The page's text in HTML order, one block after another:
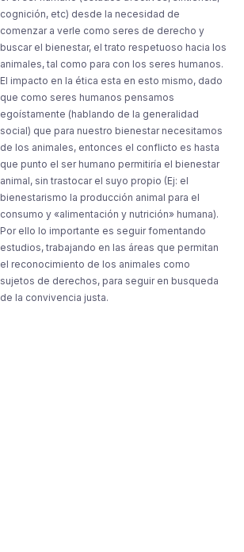
cognición, etc) desde la necesidad de
comenzar a verle como seres de derecho y
buscar el bienestar, el trato respetuoso hacia los
animales, tal como para con los seres humanos.
El impacto en la ética esta en esto mismo, dado
que como seres humanos pensamos
egoístamente (hablando de la generalidad
social) que para nuestro bienestar necesitamos
de los animales, entonces el conflicto es hasta
que punto el ser humano permitiría el bienestar
animal, sin trastocar el suyo propio (Ej: el
bienestarismo la producción animal para el
consumo y «alimentación y nutrición» humana).
Por ello lo importante es seguir fomentando
estudios, trabajando en las áreas que permitan
el reconocimiento de los animales como
sujetos de derechos, para seguir en busqueda
de la convivencia justa.